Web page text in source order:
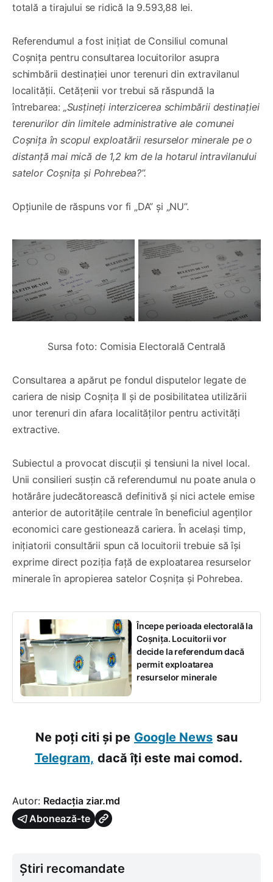
totală a tirajului se ridică la 9.593,88 lei.
Referendumul a fost inițiat de Consiliul comunal
Coșnița pentru consultarea locuitorilor asupra
schimbării destinației unor terenuri din extravilanul
localității. Cetățenii vor trebui să răspundă la
întrebarea: „Susțineți interzicerea schimbării destinației
terenurilor din limitele administrative ale comunei
Coșnița în scopul exploatării resurselor minerale pe o
distanță mai mică de 1,2 km de la hotarul intravilanului
satelor Coșnița și Pohrebea?”.
Opțiunile de răspuns vor fi „DA” și „NU”.
Sursa foto: Comisia Electorală Centrală
Consultarea a apărut pe fondul disputelor legate de
cariera de nisip Coșnița II și de posibilitatea utilizării
unor terenuri din afara localităților pentru activități
extractive.
Subiectul a provocat discuții și tensiuni la nivel local.
Unii consilieri susțin că referendumul nu poate anula o
hotărâre judecătorească definitivă și nici actele emise
anterior de autoritățile centrale în beneficiul agenților
economici care gestionează cariera. În același timp,
inițiatorii consultării spun că locuitorii trebuie să își
exprime direct poziția față de exploatarea resurselor
minerale în apropierea satelor Coșnița și Pohrebea.
Începe perioada electorală la
Coșnița. Locuitorii vor
decide la referendum dacă
permit exploatarea
resurselor minerale
Ne poți citi și pe Google News sau
Telegram, dacă îți este mai comod.
Autor: Redacția ziar.md
Abonează-te
Știri recomandate